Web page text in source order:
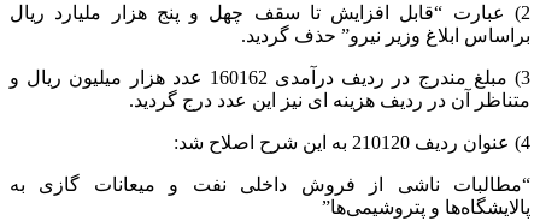
2) عبارت “قابل افزایش تا سقف چهل و پنج هزار ملیارد ریال
براساس ابلاغ وزیر نیرو” حذف گردید.
3) مبلغ مندرج در ردیف درآمدی 160162 عدد هزار میلیون ریال و
متناظر آن در ردیف هزینه ای نیز این عدد درج گردید.
4) عنوان ردیف 210120 به این شرح اصلاح شد:
“مطالبات ناشی از فروش داخلی نفت و میعانات گازی به
پالایشگاه‌ها و پتروشیمی‌ها”